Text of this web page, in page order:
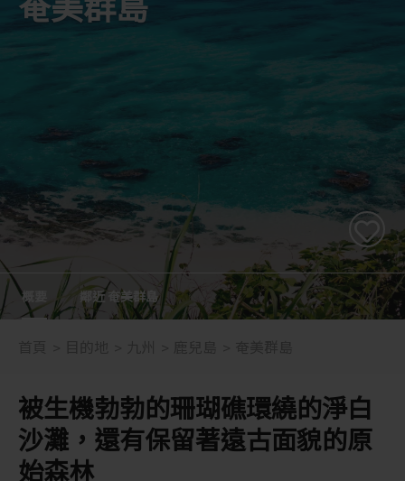
概要 鄰近 奄美群島
被生機勃勃的珊瑚礁環繞的淨白
沙灘，還有保留著遠古面貌的原
始森林